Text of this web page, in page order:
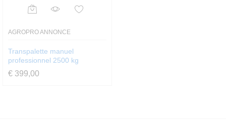
AGROPRO ANNONCE
Transpalette manuel
professionnel 2500 kg
€ 399,00